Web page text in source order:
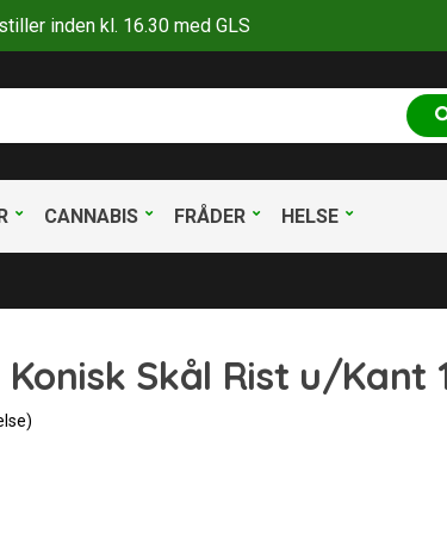
inden kl. 16.30 med GLS
CANNABIS FRÅDER HELSE
Skål Rist u/Kant